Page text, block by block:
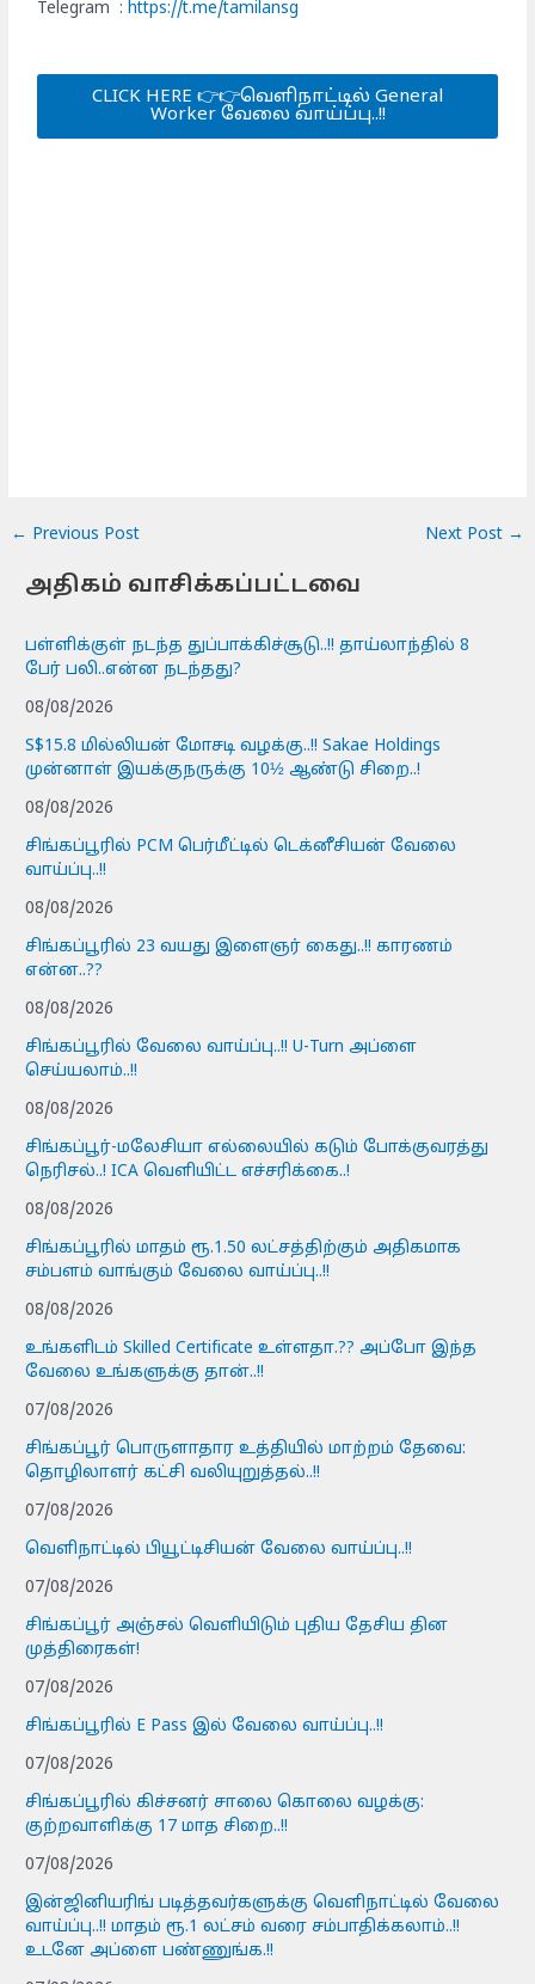
Telegram :https://t.me/tamilansg
CLICK HERE 👉👉வெளிநாட்டில் General
Worker வேலை வாய்ப்பு..!!
← Previous Post Next Post →
அதிகம் வாசிக்கப்பட்டவை
பள்ளிக்குள் நடந்த துப்பாக்கிச்சூடு..!! தாய்லாந்தில் 8
பேர் பலி..என்ன நடந்தது?
08/08/2026
S$15.8 மில்லியன் மோசடி வழக்கு..!! Sakae Holdings
முன்னாள் இயக்குநருக்கு 10½ ஆண்டு சிறை..!
08/08/2026
சிங்கப்பூரில் PCM பெர்மீட்டில் டெக்னீசியன் வேலை
வாய்ப்பு..!!
08/08/2026
சிங்கப்பூரில் 23 வயது இளைஞர் கைது..!! காரணம்
என்ன..??
08/08/2026
சிங்கப்பூரில் வேலை வாய்ப்பு..!! U-Turn அப்ளை
செய்யலாம்..!!
08/08/2026
சிங்கப்பூர்-மலேசியா எல்லையில் கடும் போக்குவரத்து
நெரிசல்..! ICA வெளியிட்ட எச்சரிக்கை..!
08/08/2026
சிங்கப்பூரில் மாதம் ரூ.1.50 லட்சத்திற்கும் அதிகமாக
சம்பளம் வாங்கும் வேலை வாய்ப்பு..!!
08/08/2026
உங்களிடம் Skilled Certificate உள்ளதா.?? அப்போ இந்த
வேலை உங்களுக்கு தான்..!!
07/08/2026
சிங்கப்பூர் பொருளாதார உத்தியில் மாற்றம் தேவை:
தொழிலாளர் கட்சி வலியுறுத்தல்..!!
07/08/2026
வெளிநாட்டில் பியூட்டிசியன் வேலை வாய்ப்பு..!!
07/08/2026
சிங்கப்பூர் அஞ்சல் வெளியிடும் புதிய தேசிய தின
முத்திரைகள்!
07/08/2026
சிங்கப்பூரில் E Pass இல் வேலை வாய்ப்பு..!!
07/08/2026
சிங்கப்பூரில் கிச்சனர் சாலை கொலை வழக்கு:
குற்றவாளிக்கு 17 மாத சிறை..!!
07/08/2026
இன்ஜினியரிங் படித்தவர்களுக்கு வெளிநாட்டில் வேலை
வாய்ப்பு..!! மாதம் ரூ.1 லட்சம் வரை சம்பாதிக்கலாம்..!!
உடனே அப்ளை பண்ணுங்க.!!